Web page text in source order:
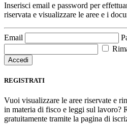
Inserisci email e password per
riservata e visualizzare le aree e i
Email
REGISTRATI
Vuoi visualizzare le aree riservate e
in materia di fisco e leggi sul lavoro?
gratuitamente tramite la pagina di